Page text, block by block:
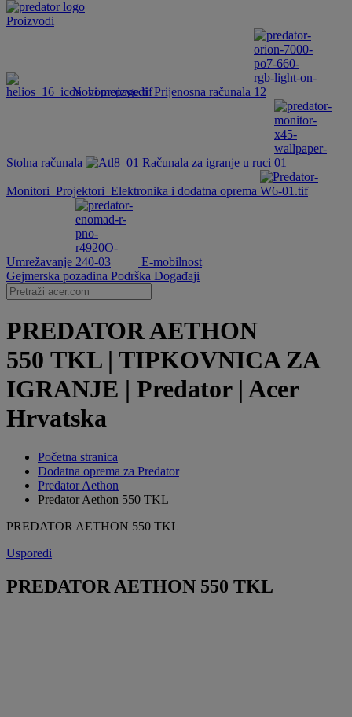
Proizvodi
Novi proizvodi Prijenosna računala
Stolna računala Računala za igranje u ruci
Monitori Projektori Elektronika i dodatna oprema
Umrežavanje
E-mobilnost
Gejmerska pozadina Podrška Događaji
PREDATOR AETHON
550 TKL | TIPKOVNICA ZA
IGRANJE | Predator | Acer
Hrvatska
Početna stranica
Dodatna oprema za Predator
Predator Aethon
Predator Aethon 550 TKL
PREDATOR AETHON 550 TKL
Usporedi
PREDATOR AETHON 550 TKL